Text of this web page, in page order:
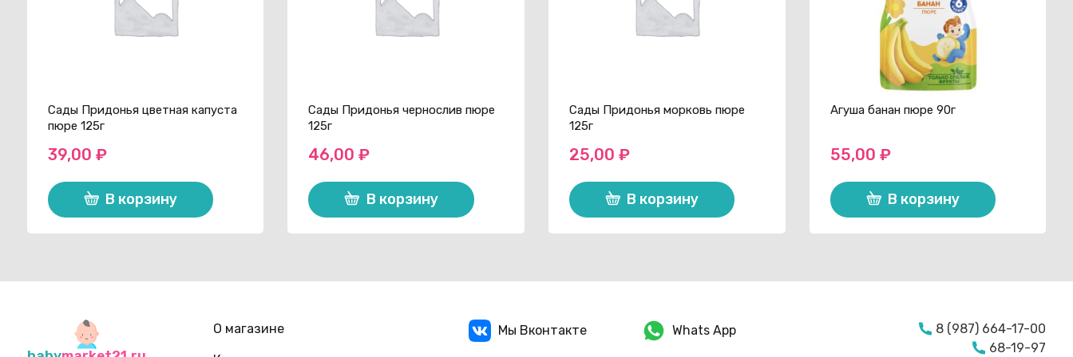
Сады Придонья цветная капуста
пюре 125г
39,00 ₽
В корзину
Сады Придонья чернослив пюре
125г
46,00₽
В корзину
Сады Придонья морковь пюре
125г
25,00 ₽
В корзину
Агуша банан пюре 90г
55,00 ₽
В корзину
О магазине Мы Вконтакте Whats App
8 (987) 664-17-00
68-19-97